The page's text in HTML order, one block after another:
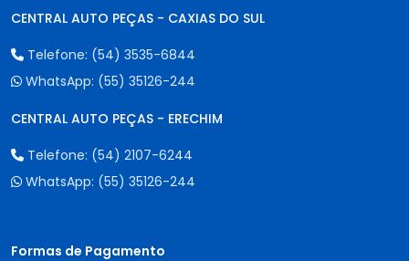
CENTRAL AUTO PEÇAS - CAXIAS DO SUL
Telefone: (54) 3535-6844
WhatsApp: (55) 35126-244
CENTRAL AUTO PEÇAS - ERECHIM
Telefone: (54) 2107-6244
WhatsApp: (55) 35126-244
Formas de Pagamento